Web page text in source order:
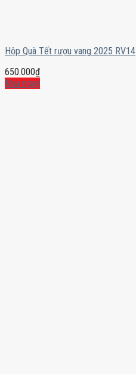
Hộp Quà Tết rượu vang 2025 RV14
650.000₫
Mua ngay